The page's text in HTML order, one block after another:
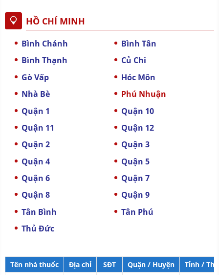
HỒ CHÍ MINH
Bình Chánh
Bình Tân
Bình Thạnh
Củ Chi
Gò Vấp
Hóc Môn
Nhà Bè
Phú Nhuận
Quận 1
Quận 10
Quận 11
Quận 12
Quận 2
Quận 3
Quận 4
Quận 5
Quận 6
Quận 7
Quận 8
Quận 9
Tân Bình
Tân Phú
Thủ Đức
Tên nhà thuốc Địa chỉ SĐT Quận / Huyện Tỉnh /